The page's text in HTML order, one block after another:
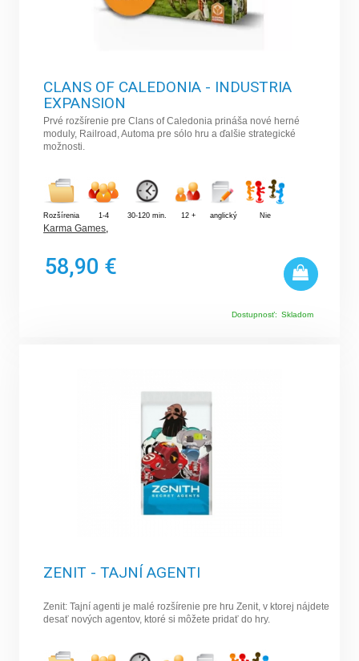
CLANS OF CALEDONIA - INDUSTRIA
EXPANSION
Prvé rozšírenie pre Clans of Caledonia prináša nové herné
moduly, Railroad, Automa pre sólo hru a ďalšie strategické
možnosti.
Rozšírenia 1-4 30-120 min. 12 + anglický Nie
Karma Games,
58,90 €
Dostupnosť: Skladom
ZENIT - TAJNÍ AGENTI
Zenit: Tajní agenti je malé rozšírenie pre hru Zenit, v ktorej nájdete
desať nových agentov, ktoré si môžete pridať do hry.